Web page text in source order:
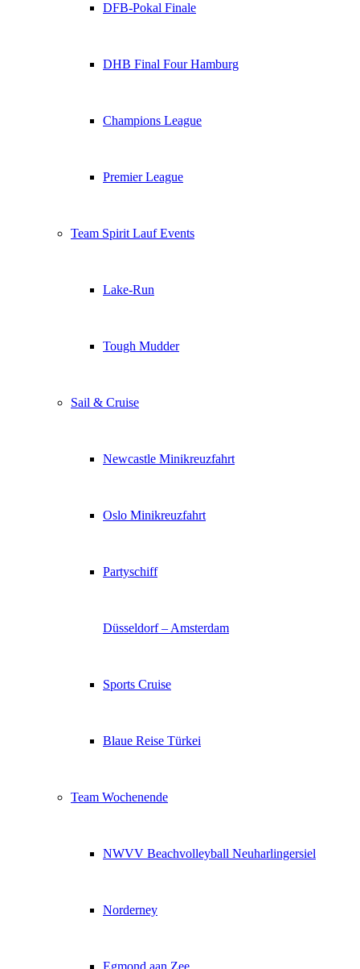
DFB-Pokal Finale
DHB Final Four Hamburg
Champions League
Premier League
Team Spirit Lauf Events
Lake-Run
Tough Mudder
Sail & Cruise
Newcastle Minikreuzfahrt
Oslo Minikreuzfahrt
Partyschiff
Düsseldorf – Amsterdam
Sports Cruise
Blaue Reise Türkei
Team Wochenende
NWVV Beachvolleyball Neuharlingersiel
Norderney
Egmond aan Zee